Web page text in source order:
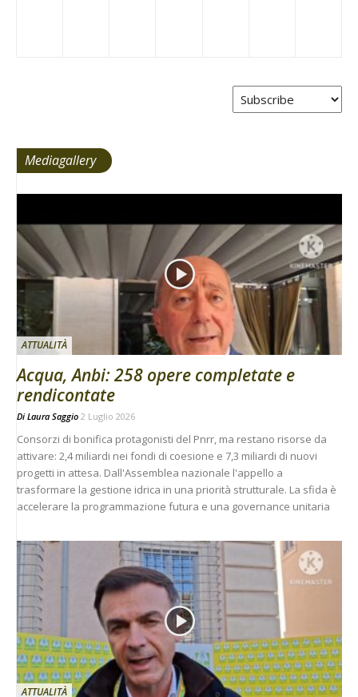
Mediagallery
ATTUALITÀ
Acqua, Anbi: 258 opere completate e
rendicontate
Di Laura Saggio 2 Luglio 2026
Consorzi di bonifica protagonisti del Pnrr, ma restano risorse da
attivare: 2,4 miliardi nei fondi di coesione e 7,3 miliardi di nuovi
progetti in attesa. Dall'Assemblea nazionale l'appello a
trasformare la gestione idrica in una priorità strutturale. La sfida è
accelerare la programmazione futura e una governance unitaria
ATTUALITÀ